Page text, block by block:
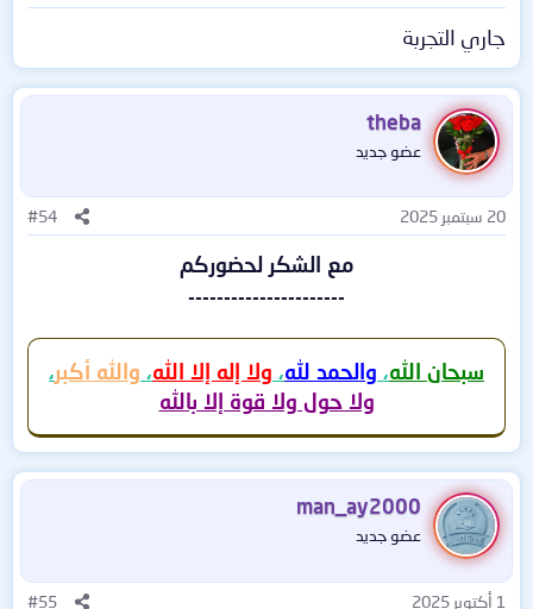
جاري التجربة
theba
عضو جديد
20 سبتمبر 2025 #54
مع الشكر لحضوركم
----------------------
سبحان الله، والحمد لله، ولا إله إلا الله، والله أكبر،
ولا حول ولا قوة إلا بالله
man_ay2000
عضو جديد
1 أكتوبر 2025 #55